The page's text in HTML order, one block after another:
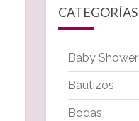
CATEGORÍAS
Baby Shower
Bautizos
Bodas